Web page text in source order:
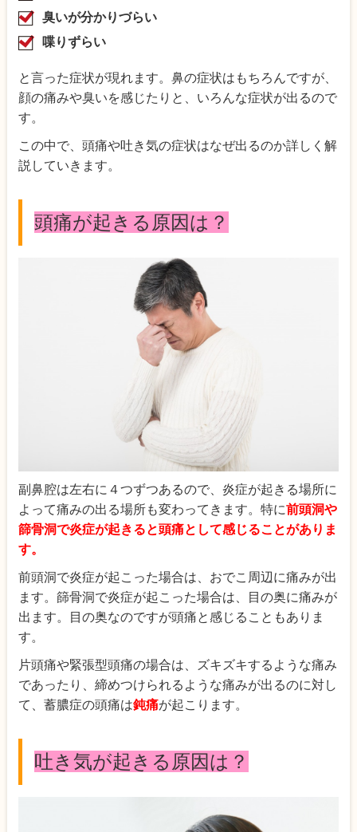
臭いが分かりづらい
喋りずらい
と言った症状が現れます。鼻の症状はもちろんですが、
顔の痛みや臭いを感じたりと、いろんな症状が出るので
す。
この中で、頭痛や吐き気の症状はなぜ出るのか詳しく解
説していきます。
頭痛が起きる原因は？
副鼻腔は左右に４つずつあるので、炎症が起きる場所に
よって痛みの出る場所も変わってきます。特に前頭洞や
篩骨洞で炎症が起きると頭痛として感じることがありま
す。
前頭洞で炎症が起こった場合は、おでこ周辺に痛みが出
ます。篩骨洞で炎症が起こった場合は、目の奥に痛みが
出ます。目の奥なのですが頭痛と感じることもありま
す。
片頭痛や緊張型頭痛の場合は、ズキズキするような痛み
であったり、締めつけられるような痛みが出るのに対し
て、蓄膿症の頭痛は鈍痛が起こります。
吐き気が起きる原因は？